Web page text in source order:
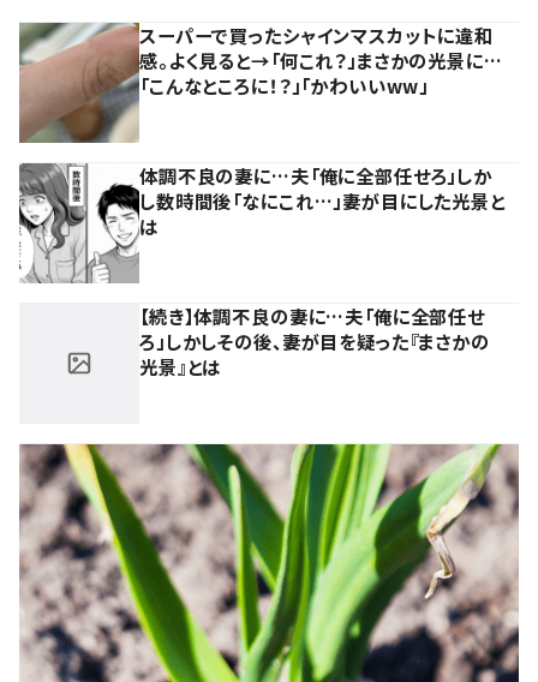
スーパーで買ったシャインマスカットに違和
感。よく見ると→「何これ？」まさかの光景に…
「こんなところに！？」「かわいいww」
体調不良の妻に…夫「俺に全部任せろ」しか
し数時間後「なにこれ…」妻が目にした光景と
は
【続き】体調不良の妻に…夫「俺に全部任せ
ろ」しかしその後、妻が目を疑った『まさかの
光景』とは